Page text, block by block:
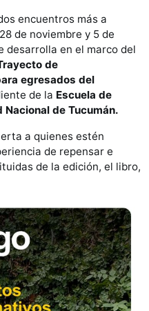
encuentros más a
de noviembre y 5 de
desarrolla en el marco del
de
egresados del
de la Escuela de
de Tucumán.
a quienes estén
de repensar e
de la edición, el libro,